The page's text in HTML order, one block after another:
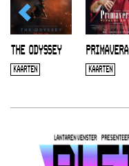
THE ODYSSEY
KAARTEN
PRIMAVERA
KAARTEN